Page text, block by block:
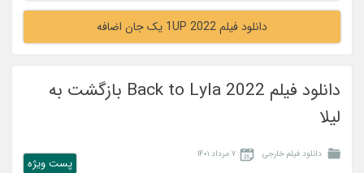
دانلود فیلم 1UP 2022 یک جان اضافه
دانلود فیلم Back to Lyla 2022 بازگشت به
لیلا
دانلود فیلم خارجی ۷ مرداد ۱۴۰۱
پست ويژه